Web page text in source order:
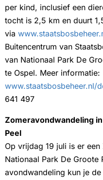
per kind, inclusief een
tocht is 2,5 km en duurt
via
Buitencentrum van
van Nationaal Park De
te Ospel. Meer informatie:
www.staatsbosbeheer.nl/
641 497
Zomeravondwandeling
Peel
Op vrijdag 19 juli is er
Nationaal Park De Groote
avondwandeling kun je